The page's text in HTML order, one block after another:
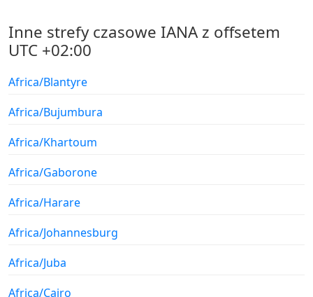
Inne strefy czasowe IANA z offsetem
UTC +02:00
Africa/Blantyre
Africa/Bujumbura
Africa/Khartoum
Africa/Gaborone
Africa/Harare
Africa/Johannesburg
Africa/Juba
Africa/Cairo